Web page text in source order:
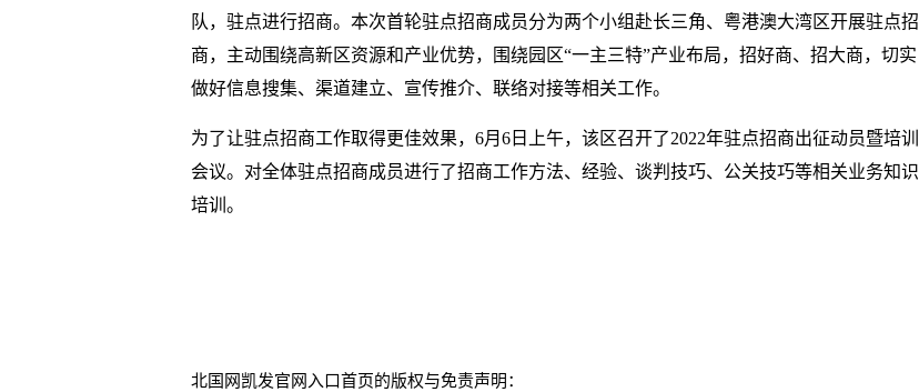
队，驻点进行招商。本次首轮驻点招商成员分为两个小组赴长三角、粤港澳大湾区开展驻点招
商，主动围绕高新区资源和产业优势，围绕园区“一主三特”产业布局，招好商、招大商，切实
做好信息搜集、渠道建立、宣传推介、联络对接等相关工作。
为了让驻点招商工作取得更佳效果，6月6日上午，该区召开了2022年驻点招商出征动员暨培训
会议。对全体驻点招商成员进行了招商工作方法、经验、谈判技巧、公关技巧等相关业务知识
培训。
北国网凯发官网入口首页的版权与免责声明：